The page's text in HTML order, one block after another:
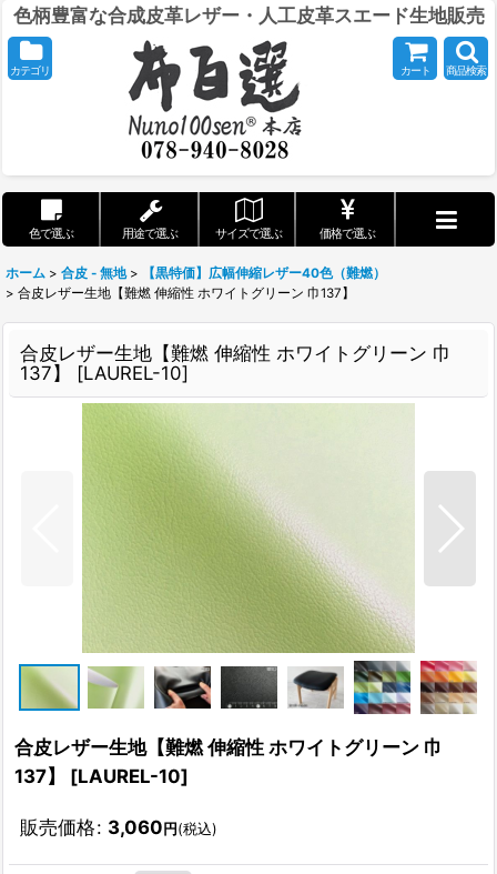
色柄豊富な合成皮革レザー・人工皮革スエード生地販売
カテゴリ カート 商品検索
色で選ぶ 用途で選ぶ サイズで選ぶ 価格で選ぶ
ホーム > 合皮 - 無地 >
【黒特価】広幅伸縮レザー40色（難燃）
> 合皮レザー生地【難燃 伸縮性 ホワイトグリーン 巾137】
合皮レザー生地【難燃 伸縮性 ホワイトグリーン 巾
137】
[LAUREL-10]
合皮レザー生地【難燃 伸縮性 ホワイトグリーン 巾
137】
[LAUREL-10]
販売価格: 3,060円(税込)